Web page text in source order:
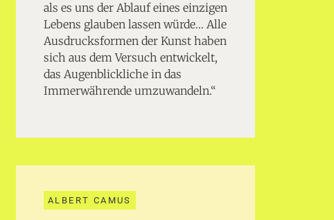
als es uns der Ablauf eines einzigen
Lebens glauben lassen würde… Alle
Ausdrucksformen der Kunst haben
sich aus dem Versuch entwickelt,
das Augenblickliche in das
Immerwährende umzuwandeln.“
ALBERT CAMUS